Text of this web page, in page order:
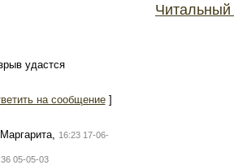
удастся
на сообщение]
16:23 17-06-
05-05-03
Читальный